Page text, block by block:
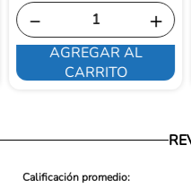
＋
－
AGREGAR AL
CARRITO